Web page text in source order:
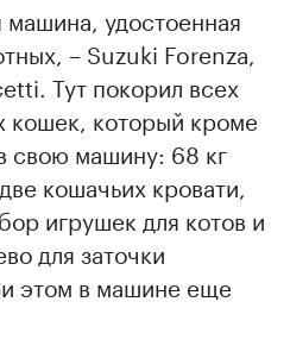
удостоенная
– Suzuki Forenza,
Тут покорил всех
кошек, который кроме
свою машину: 68 кг
кошачьих кровати,
игрушек для котов и
для заточки
этом в машине еще